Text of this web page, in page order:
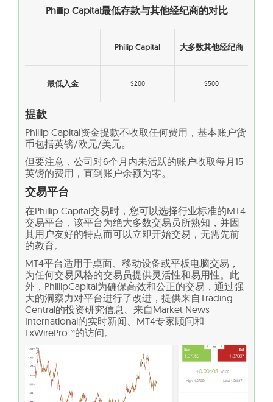
Phillip Capital最低存款与其他经纪商的对比
Philip Capital 大多数其他经纪商
最低入金 $200 $500
提款
Phillip Capital资金提款不收取任何费用，基本账户货
币包括英镑/欧元/美元。
但要注意，公司对6个月内未活跃的账户收取每月15
英镑的费用，直到账户余额为零。
交易平台
在Phillip Capital交易时，您可以选择行业标准的MT4
交易平台，该平台为绝大多数交易员所熟知，并因
其用户友好的特点而可以立即开始交易，无需先前
的教育。
MT4平台适用于桌面、移动设备或平板电脑交易，
为任何交易风格的交易员提供灵活性和易用性。此
外，PhillipCapital为确保高效和公正的交易，通过强
大的洞察力对平台进行了改进，提供来自Trading
Central的投资研究信息、来自Market News
International的实时新闻、MT4专家顾问和
FxWirePro™的访问。